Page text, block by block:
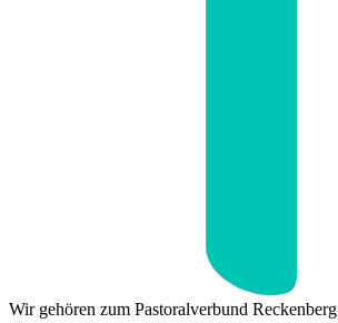
Wir gehören zum Pastoralverbund Reckenberg